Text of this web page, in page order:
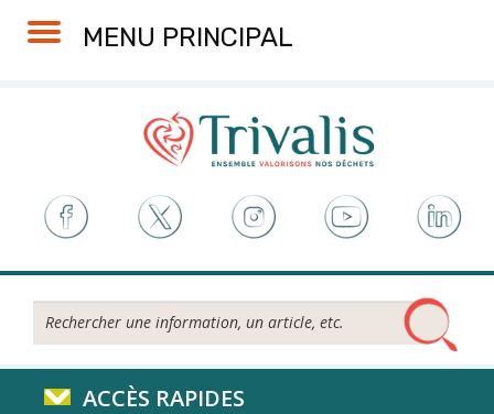
MENU PRINCIPAL
Rechercher...
ACCÈS RAPIDES